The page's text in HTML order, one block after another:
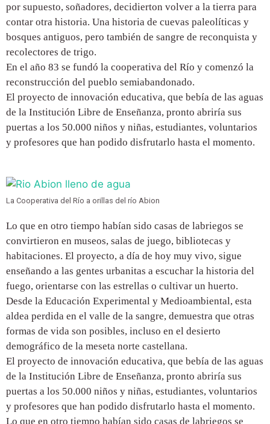
por supuesto, soñadores, decidierton volver a la tierra para
contar otra historia. Una historia de cuevas paleolíticas y
bosques antiguos, pero también de sangre de reconquista y
recolectores de trigo.
En el año 83 se fundó la cooperativa del Río y comenzó la
reconstrucción del pueblo semiabandonado.
El proyecto de innovación educativa, que bebía de las aguas
de la Institución Libre de Enseñanza, pronto abriría sus
puertas a los 50.000 niños y niñas, estudiantes, voluntarios
y profesores que han podido disfrutarlo hasta el momento.
La Cooperativa del Río a orillas del río Abion
Lo que en otro tiempo habían sido casas de labriegos se
convirtieron en museos, salas de juego, bibliotecas y
habitaciones. El proyecto, a día de hoy muy vivo, sigue
enseñando a las gentes urbanitas a escuchar la historia del
fuego, orientarse con las estrellas o cultivar un huerto.
Desde la Educación Experimental y Medioambiental, esta
aldea perdida en el valle de la sangre, demuestra que otras
formas de vida son posibles, incluso en el desierto
demográfico de la meseta norte castellana.
El proyecto de innovación educativa, que bebía de las aguas
de la Institución Libre de Enseñanza, pronto abriría sus
puertas a los 50.000 niños y niñas, estudiantes, voluntarios
y profesores que han podido disfrutarlo hasta el momento.
Lo que en otro tiempo habían sido casas de labriegos se